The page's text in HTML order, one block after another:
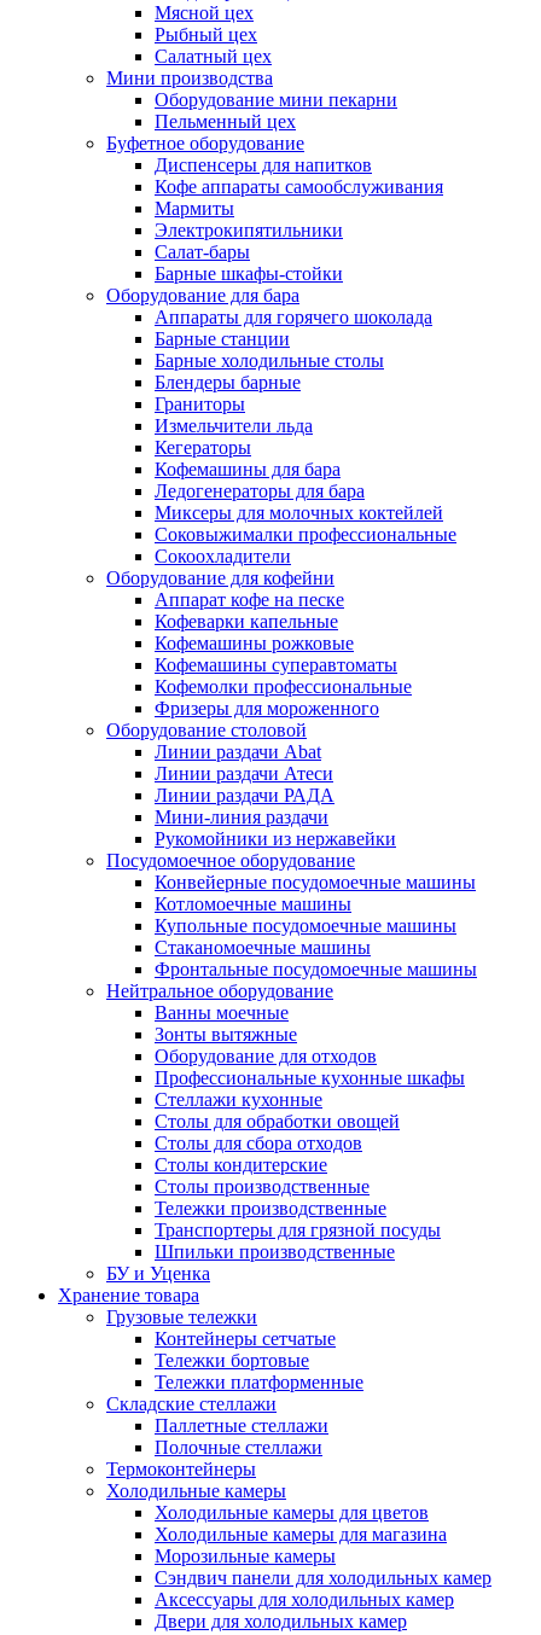
Мясной цех
Рыбный цех
Салатный цех
Мини производства
Оборудование мини пекарни
Пельменный цех
Буфетное оборудование
Диспенсеры для напитков
Кофе аппараты самообслуживания
Мармиты
Электрокипятильники
Cалат-бары
Барные шкафы-стойки
Оборудование для бара
Аппараты для горячего шоколада
Барные станции
Барные холодильные столы
Блендеры барные
Граниторы
Измельчители льда
Кегераторы
Кофемашины для бара
Ледогенераторы для бара
Миксеры для молочных коктейлей
Соковыжималки профессиональные
Сокоохладители
Оборудование для кофейни
Аппарат кофе на песке
Кофеварки капельные
Кофемашины рожковые
Кофемашины суперавтоматы
Кофемолки профессиональные
Фризеры для мороженного
Оборудование столовой
Линии раздачи Abat
Линии раздачи Атеси
Линии раздачи РАДА
Мини-линия раздачи
Рукомойники из нержавейки
Посудомоечное оборудование
Конвейерные посудомоечные машины
Котломоечные машины
Купольные посудомоечные машины
Стаканомоечные машины
Фронтальные посудомоечные машины
Нейтральное оборудование
Ванны моечные
Зонты вытяжные
Оборудование для отходов
Профессиональные кухонные шкафы
Стеллажи кухонные
Столы для обработки овощей
Столы для сбора отходов
Столы кондитерские
Столы производственные
Тележки производственные
Транспортеры для грязной посуды
Шпильки производственные
БУ и Уценка
Хранение товара
Грузовые тележки
Контейнеры сетчатые
Тележки бортовые
Тележки платформенные
Складские стеллажи
Паллетные стеллажи
Полочные стеллажи
Термоконтейнеры
Холодильные камеры
Холодильные камеры для цветов
Холодильные камеры для магазина
Морозильные камеры
Сэндвич панели для холодильных камер
Аксессуары для холодильных камер
Двери для холодильных камер